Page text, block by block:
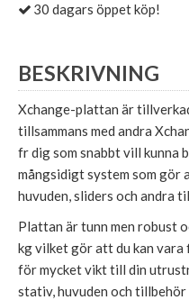
30 dagars öppet köp!
BESKRIVNING
Xchange-plattan är
tillsammans med andra
fr dig som snabbt vill
mångsidigt system som gör
huvuden, sliders och andra
Plattan är tunn men robust
kg vilket gör att du kan
för mycket vikt till din
stativ, huvuden och